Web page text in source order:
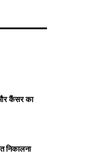
कैंसर का
निकालना